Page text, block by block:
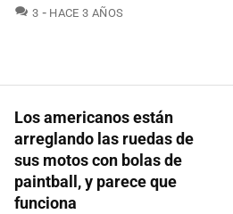
3 COMENTARIOS
HACE 3 AÑOS
Los americanos están
arreglando las ruedas de
sus motos con bolas de
paintball, y parece que
funciona